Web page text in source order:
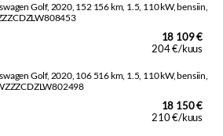
18 109 €
204 €/kuus
18 150 €
210 €/kuus